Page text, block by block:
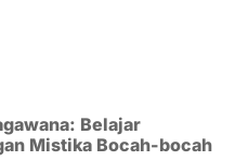
Belajar
Mistika Bocah-bocah